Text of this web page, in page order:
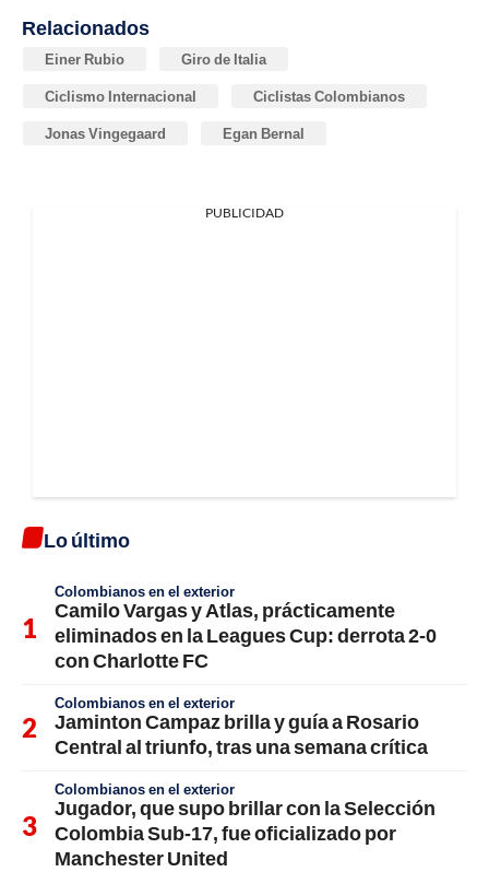
Relacionados
Einer Rubio Giro de Italia
Ciclismo Internacional Ciclistas Colombianos
Jonas Vingegaard Egan Bernal
PUBLICIDAD
Lo último
Colombianos en el exterior
Camilo Vargas y Atlas, prácticamente
eliminados en la Leagues Cup: derrota 2-0
con Charlotte FC
Colombianos en el exterior
Jaminton Campaz brilla y guía a Rosario
Central al triunfo, tras una semana crítica
Colombianos en el exterior
Jugador, que supo brillar con la Selección
Colombia Sub-17, fue oficializado por
Manchester United